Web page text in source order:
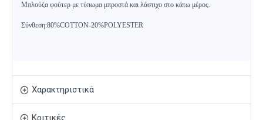
Μπλούζα φούτερ με τύπωμα μπροστά και λάστιχο στο κάτω μέρος.
Σύνθεση:80%COTTON-20%POLYESTER
Χαρακτηριστικά
Κριτικές